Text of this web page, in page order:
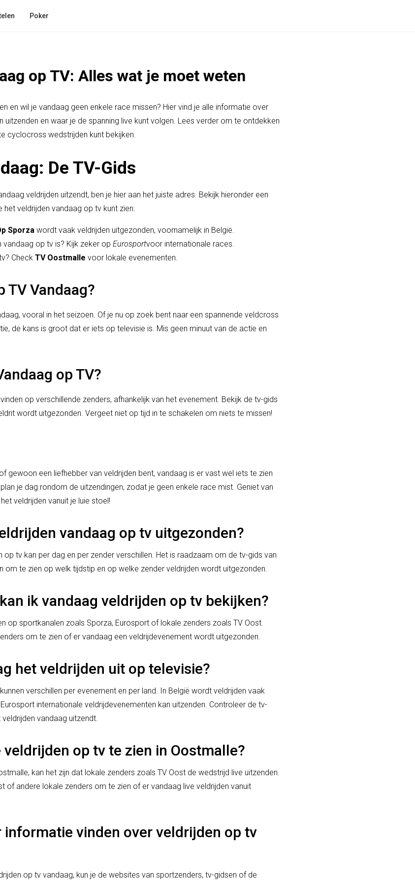
Poker
op TV: Alles wat je moet weten
en wil je vandaag geen enkele race missen? Hier vind je alle informatie over
uitzenden en waar je de spanning live kunt volgen. Lees verder om te ontdekken
cyclocross wedstrijden kunt bekijken.
De TV-Gids
veldrijden uitzendt, ben je hier aan het juiste adres. Bekijk hieronder een
veldrijden vandaag op tv kunt zien:
Sporza wordt vaak veldrijden uitgezonden, voornamelijk in België.
vandaag op tv is? Kijk zeker op Eurosportvoor internationale races.
Check TV Oostmalle voor lokale evenementen.
TV Vandaag?
vooral in het seizoen. Of je nu op zoek bent naar een spannende veldcross
de kans is groot dat er iets op televisie is. Mis geen minuut van de actie en
op TV?
op verschillende zenders, afhankelijk van het evenement. Bekijk de tv-gids
wordt uitgezonden. Vergeet niet op tijd in te schakelen om niets te missen!
gewoon een liefhebber van veldrijden bent, vandaag is er vast wel iets te zien
je dag rondom de uitzendingen, zodat je geen enkele race mist. Geniet van
veldrijden vanuit je luie stoel!
vandaag op tv uitgezonden?
op tv kan per dag en per zender verschillen. Het is raadzaam om de tv-gids van
om te zien op welk tijdstip en op welke zender veldrijden wordt uitgezonden.
ik vandaag veldrijden op tv bekijken?
op sportkanalen zoals Sporza, Eurosport of lokale zenders zoals TV Oost.
om te zien of er vandaag een veldrijdevenement wordt uitgezonden.
het veldrijden uit op televisie?
verschillen per evenement en per land. In België wordt veldrijden vaak
internationale veldrijdevenementen kan uitzenden. Controleer de tv-
vandaag uitzendt.
veldrijden op tv te zien in Oostmalle?
kan het zijn dat lokale zenders zoals TV Oost de wedstrijd live uitzenden.
of andere lokale zenders om te zien of er vandaag live veldrijden vanuit
informatie vinden over veldrijden op tv
op tv vandaag, kun je de websites van sportzenders, tv-gidsen of de